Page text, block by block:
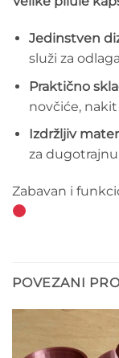
Jedinstven
služi za
Praktično
novčiće,
Izdržljiv
za
Zabavan i
POVEZANI